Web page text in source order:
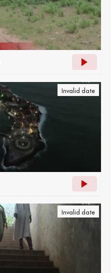
Invalid date
Invalid date